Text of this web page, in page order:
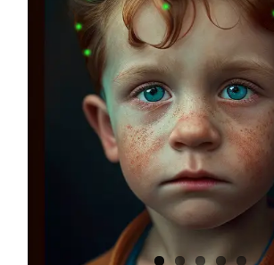
Amore e amare
Cucinare in modo sano
Verde e Sostenibilità
Ciao sono Virginia
Contattami